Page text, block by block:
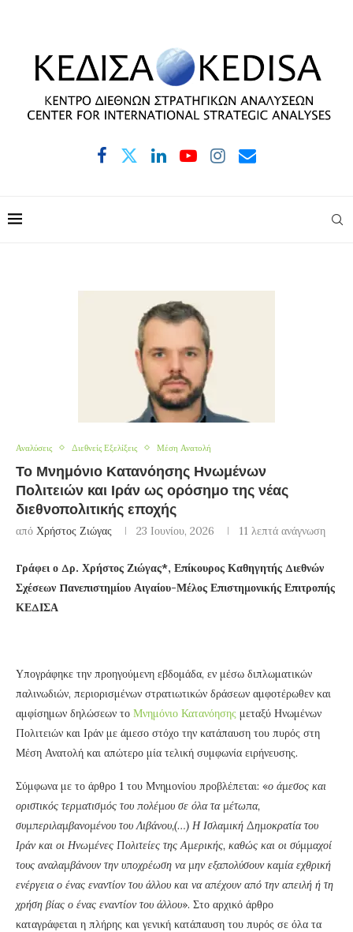
Αναλύσεις Διεθνείς Εξελίξεις Μέση Ανατολή
Το Μνημόνιο Κατανόησης Ηνωμένων
Πολιτειών και Ιράν ως ορόσημο της νέας
διεθνοπολιτικής εποχής
από Χρήστος Ζιώγας 23 Ιουνίου, 2026 11 λεπτά ανάγνωση
Γράφει ο Δρ. Χρήστος Ζιώγας*, Επίκουρος Καθηγητής Διεθνών
Σχέσεων Πανεπιστημίου Αιγαίου-Μέλος Επιστημονικής Επιτροπής
ΚΕΔΙΣΑ
Υπογράφηκε την προηγούμενη εβδομάδα, εν μέσω διπλωματικών
παλινωδιών, περιορισμένων στρατιωτικών δράσεων αμφοτέρωθεν και
αμφίσημων δηλώσεων το Μνημόνιο Κατανόησης μεταξύ Ηνωμένων
Πολιτειών και Ιράν με άμεσο στόχο την κατάπαυση του πυρός στη
Μέση Ανατολή και απώτερο μία τελική συμφωνία ειρήνευσης.
Σύμφωνα με το άρθρο 1 του Μνημονίου προβλέπεται: «ο άμεσος και
οριστικός τερματισμός του πολέμου σε όλα τα μέτωπα,
συμπεριλαμβανομένου του Λιβάνου,(…) Η Ισλαμική Δημοκρατία του
Ιράν και οι Ηνωμένες Πολιτείες της Αμερικής, καθώς και οι σύμμαχοί
τους αναλαμβάνουν την υποχρέωση να μην εξαπολύσουν καμία εχθρική
ενέργεια ο ένας εναντίον του άλλου και να απέχουν από την απειλή ή τη
χρήση βίας ο ένας εναντίον του άλλου». Στο αρχικό άρθρο
καταγράφεται η πλήρης και γενική κατάπαυση του πυρός σε όλα τα